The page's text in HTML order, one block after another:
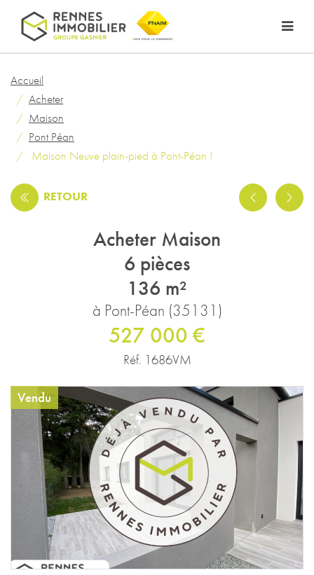
Accueil
Acheter
Maison
Pont Péan
Maison Neuve plain-pied à Pont-Péan !
RETOUR
Acheter Maison
6 pièces
136 m²
à Pont-Péan (35131)
527 000 €
Réf. 1686VM
Vendu